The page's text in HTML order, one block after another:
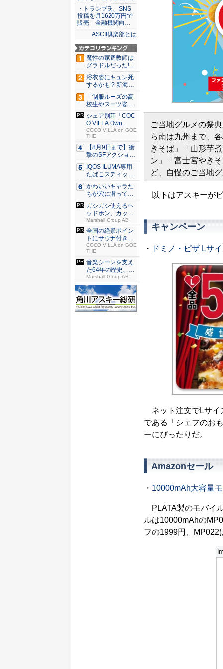
ご当地グルメの祭
ら南は九州まで、
きそば」「山形芋
ン」「富士宮やき
ど、自慢のご当地
以下はアスキーがピ
キャンペーン
・ ドミノ・ピザ Lサ
ネット注文でLサイ
である「シェフのお
ーにぴったりだ。
Amazonセール
・ 10000mAh大容量
PLATA製のモバイ
ルは10000mAhの
フの1999円、MP022
・トランプ氏、SNS
投稿を月1620万円で
販売 金融機関向…
ASCII倶楽部とは
魔性の家庭教師は
グラドルだった!?
村雨...
浴衣姿にキュン死
するかも!? 新海ま
きが...
「制服ルーズの高
校生やスーツ姿の
OLを演...
シェア別荘「COC
O VILLA Own...
COCO VILLA on GOE
THE
【8月9日まで】衝
撃のSFアクション
『G...
IQOS ILUMA専用
たばこスティッ
ク...
かわいいキャラた
ちが穴に潜ってひ
どい目に...
ガシガシ使えるヘ
ッドホン。カッタ
ーでも傷...
Marshall Group AB
全国の絶景ポイン
トにサウナ付きの
シェア別...
COCO VILLA on GOE
THE
音楽シーンを支え
た64年の歴史、こ
のヘッ...
Marshall Group AB